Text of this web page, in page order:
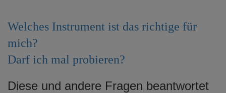
n
Welches Instrument ist das richtige für
mich?
Darf ich mal probieren?
Diese und andere Fragen beantwortet